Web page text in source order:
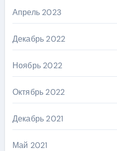
Апрель 2023
Декабрь 2022
Ноябрь 2022
Октябрь 2022
Декабрь 2021
Май 2021